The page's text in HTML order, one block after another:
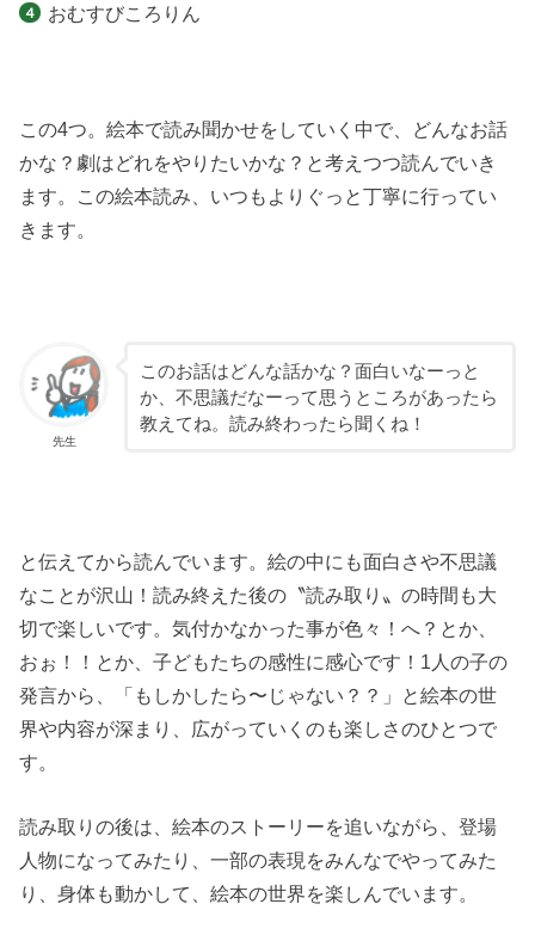
おむすびころりん
この4つ。絵本で読み聞かせをしていく中で、どんなお話
かな？劇はどれをやりたいかな？と考えつつ読んでいき
ます。この絵本読み、いつもよりぐっと丁寧に行ってい
きます。
先生
このお話はどんな話かな？面白いなーっと
か、不思議だなーって思うところがあったら
教えてね。読み終わったら聞くね！
と伝えてから読んでいます。絵の中にも面白さや不思議
なことが沢山！読み終えた後の〝読み取り〟の時間も大
切で楽しいです。気付かなかった事が色々！へ？とか、
おぉ！！とか、子どもたちの感性に感心です！1人の子の
発言から、「もしかしたら〜じゃない？？」と絵本の世
界や内容が深まり、広がっていくのも楽しさのひとつで
す。
読み取りの後は、絵本のストーリーを追いながら、登場
人物になってみたり、一部の表現をみんなでやってみた
り、身体も動かして、絵本の世界を楽しんでいます。